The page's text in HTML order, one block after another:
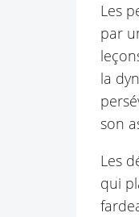
Les
par
la
son
Les
qui